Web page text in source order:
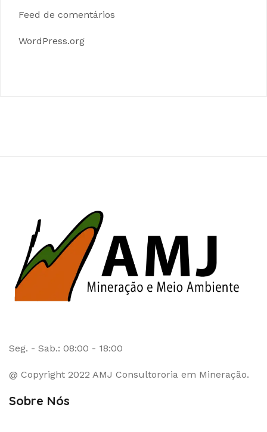
Feed de comentários
WordPress.org
Seg. - Sab.: 08:00 - 18:00
@ Copyright 2022 AMJ Consultororia em Mineração.
Sobre Nós